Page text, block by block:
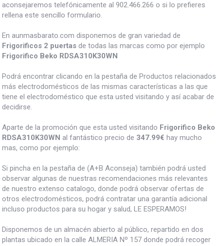
aconsejaremos telefónicamente al 902.466.266 o si lo prefieres
rellena este sencillo formulario.
En aunmasbarato.com disponemos de gran variedad de
Frigorificos 2 puertas de todas las marcas como por ejemplo
Frigorifico Beko RDSA310K30WN
Podrá encontrar clicando en la pestaña de Productos relacionados
más electrodomésticos de las mismas características a las que
tiene el electrodoméstico que esta usted visitando y así acabar de
decidirse.
Aparte de la promoción que esta usted visitando Frigorifico Beko
RDSA310K30WN al fantástico precio de 347.99€ hay mucho
mas, como por ejemplo:
Si pincha en la pestaña de (A+B Aconseja) también podrá usted
observar algunas de nuestras recomendaciones más relevantes
de nuestro extenso catalogo, donde podrá observar ofertas de
otros electrodomésticos, podrá contratar una garantía adicional
incluso productos para su hogar y salud, LE ESPERAMOS!
Disponemos de un almacén abierto al público, repartido en dos
plantas ubicado en la calle ALMERIA Nº 157 donde podrá recoger